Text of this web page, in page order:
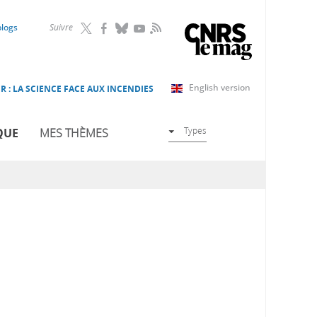
Suivre RSS
English version
: LA SCIENCE FACE AUX INCENDIES
MES THÈMES Types